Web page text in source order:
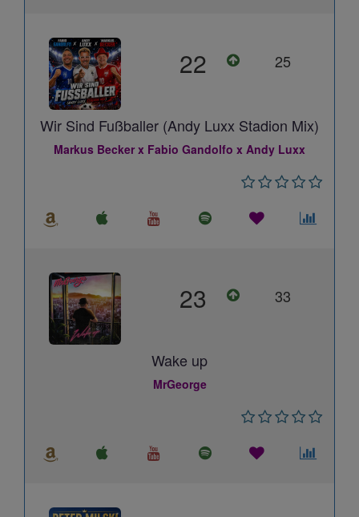
22 25
Wir Sind Fußballer (Andy Luxx Stadion Mix)
Markus Becker x Fabio Gandolfo x Andy Luxx
23 33
Wake up
MrGeorge